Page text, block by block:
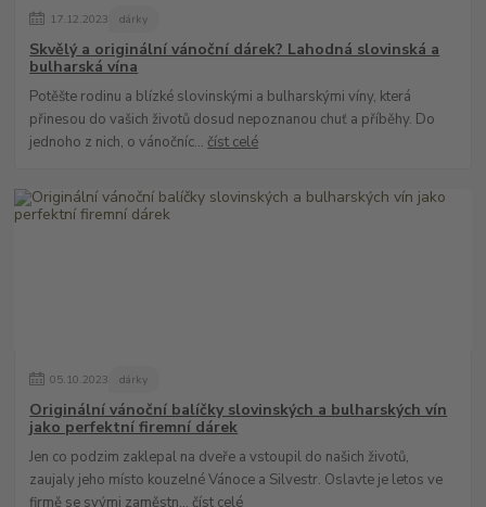
17. 12.2023 dárky
Skvělý a originální vánoční dárek? Lahodná slovinská a
bulharská vína
Potěšte rodinu a blízké slovinskými a bulharskými víny, která
přinesou do vašich životů dosud nepoznanou chuť a příběhy. Do
jednoho z nich, o vánočníc... číst celé
05. 10.2023 dárky
Originální vánoční balíčky slovinských a bulharských vín
jako perfektní firemní dárek
Jen co podzim zaklepal na dveře a vstoupil do našich životů,
zaujaly jeho místo kouzelné Vánoce a Silvestr. Oslavte je letos ve
firmě se svými zaměstn... číst celé